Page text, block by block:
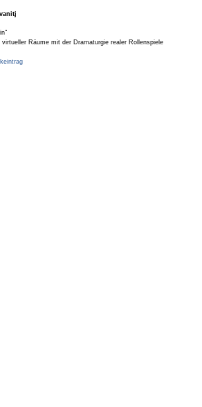
virtueller Räume mit der Dramaturgie realer Rollenspiele